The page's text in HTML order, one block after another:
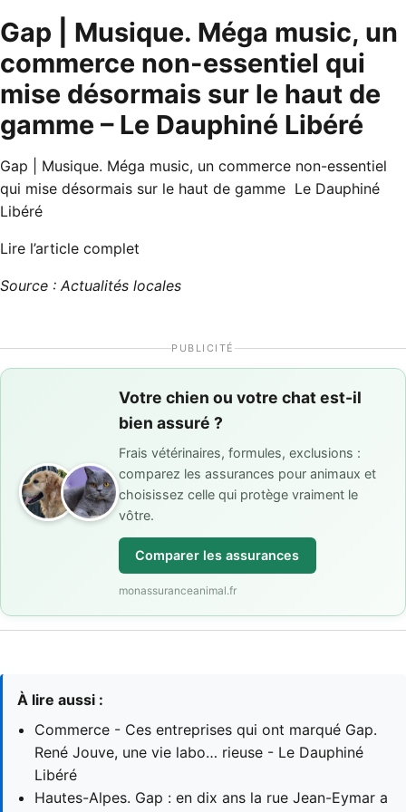
Gap | Musique. Méga music, un
commerce non-essentiel qui
mise désormais sur le haut de
gamme – Le Dauphiné Libéré
Gap | Musique. Méga music, un commerce non-essentiel
qui mise désormais sur le haut de gamme Le Dauphiné
Libéré
Lire l’article complet
Source : Actualités locales
PUBLICITÉ
Votre chien ou votre chat est-il
bien assuré ?
Frais vétérinaires, formules, exclusions :
comparez les assurances pour animaux et
choisissez celle qui protège vraiment le
vôtre.
Comparer les assurances
monassuranceanimal.fr
À lire aussi :
Commerce - Ces entreprises qui ont marqué Gap.
René Jouve, une vie labo… rieuse - Le Dauphiné
Libéré
Hautes-Alpes. Gap : en dix ans la rue Jean-Eymar a